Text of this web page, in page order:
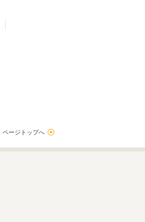
ページトップへ